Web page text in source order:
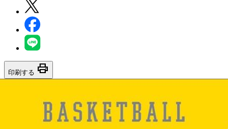
印刷する print